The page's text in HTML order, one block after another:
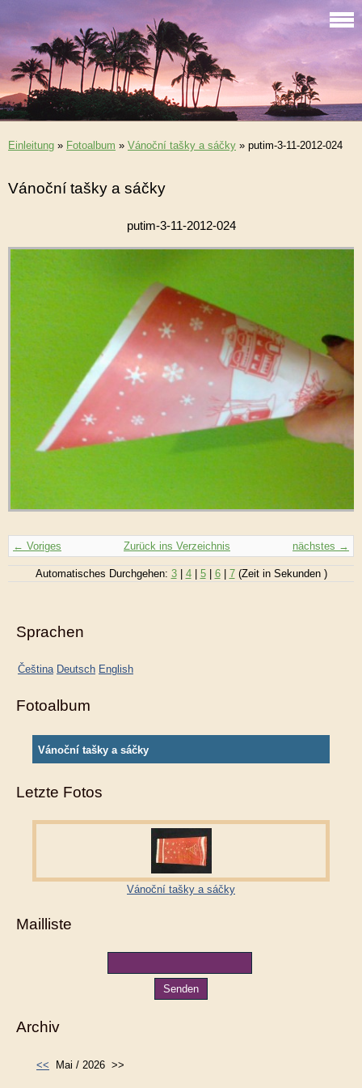
Einleitung » Fotoalbum » Vánoční tašky a sáčky » putim-3-11-2012-024
Vánoční tašky a sáčky
putim-3-11-2012-024
← Voriges nächstes →
Zurück ins Verzeichnis
Automatisches Durchgehen: 3| 4| 5| 6| 7(Zeit in Sekunden )
Sprachen
Čeština Deutsch English
Fotoalbum
Vánoční tašky a sáčky
Letzte Fotos
Vánoční tašky a sáčky
Mailliste
Archiv
<< Mai / 2026 >>